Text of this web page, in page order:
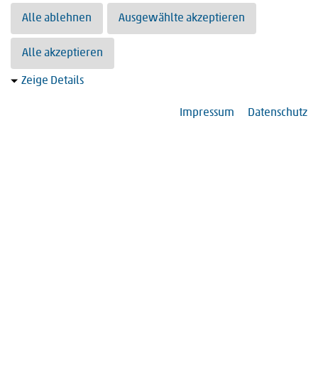
Alle ablehnen Ausgewählte akzeptieren
Alle akzeptieren
Zeige Details
Impressum Datenschutz